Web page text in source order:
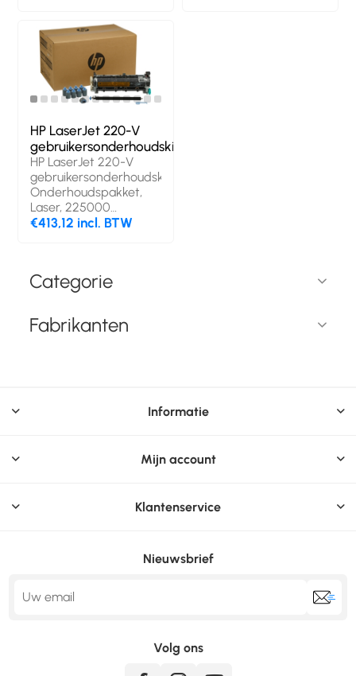
Categorie
Fabrikanten
HP LaserJet 220-V
gebruikersonderhoudskit
HP LaserJet 220-V
gebruikersonderhoudskit,
Onderhoudspakket,
Laser, 225000
pagina's, LaserJet
€413,12 incl. BTW
Informatie
Mijn account
Klantenservice
Nieuwsbrief
Volg ons